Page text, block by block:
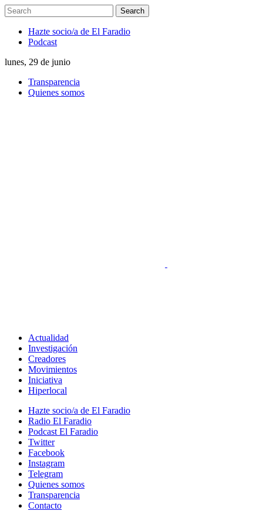
Hazte socio/a de El Faradio
Podcast
lunes, 29 de junio
Transparencia
Quienes somos
Actualidad
Investigación
Creadores
Movimientos
Iniciativa
Hiperlocal
Hazte socio/a de El Faradio
Radio El Faradio
Podcast El Faradio
Twitter
Facebook
Instagram
Telegram
Quienes somos
Transparencia
Contacto